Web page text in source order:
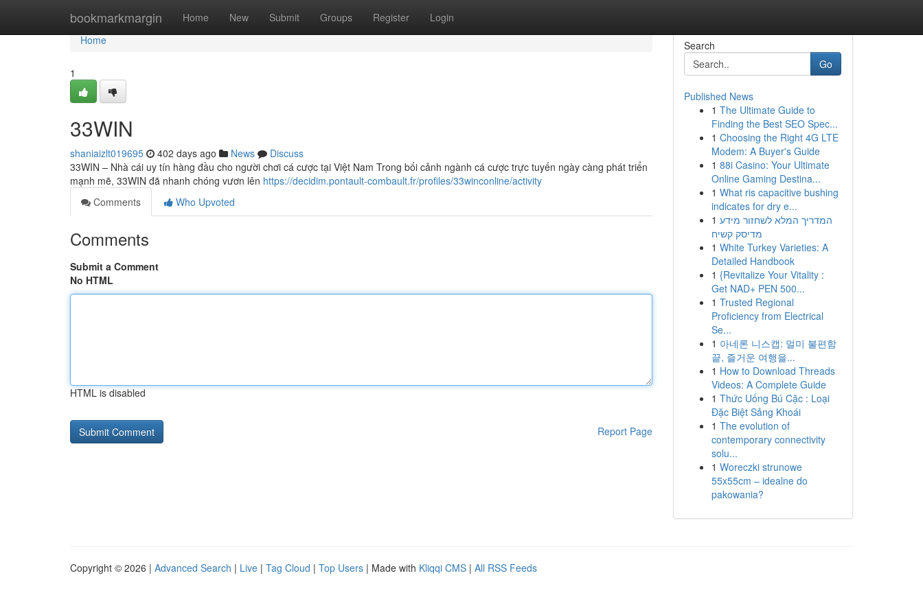
bookmarkmargin Home New Submit Groups Register Login
Home
Home
1
33WIN
shaniaizlt019695 402 days ago News
Discuss
33WIN – Nhà cái uy tín hàng đầu cho người chơi cá cược tại Việt Nam Trong bối cảnh ngành cá cược trực tuyến ngày càng phát triển
mạnh mẽ, 33WIN đã nhanh chóng vươn lên https://decidim.pontault-combault.fr/profiles/33winconline/activity
Comments
Who Upvoted
Comments
Submit a Comment
No HTML
HTML is disabled
Report Page
Search
Go
Published News
1 The Ultimate Guide to
Finding the Best SEO Spec...
1 Choosing the Right 4G LTE
Modem: A Buyer's Guide
1 88i Casino: Your Ultimate
Online Gaming Destina...
1 What ris capacitive bushing
indicates for dry e...
1 המדריך המלא לשחזור מידע
מדיסק קשיח
1 White Turkey Varieties: A
Detailed Handbook
1 {Revitalize Your Vitality :
Get NAD+ PEN 500...
1 Trusted Regional
Proficiency from Electrical
Se...
1 아네론 니스캡: 멀미 불편함
끝, 즐거운 여행을...
1 How to Download Threads
Videos: A Complete Guide
1 Thức Uống Bú Cặc : Loại
Đặc Biệt Sảng Khoái
1 The evolution of
contemporary connectivity
solu...
1 Woreczki strunowe
55x55cm – idealne do
pakowania?
Copyright © 2026 | Advanced Search | Live | Tag Cloud | Top Users | Made with Kliqqi CMS | All RSS Feeds